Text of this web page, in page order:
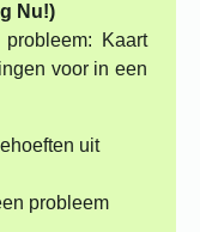
Nu!)
Kaart
voor in een
uit
probleem